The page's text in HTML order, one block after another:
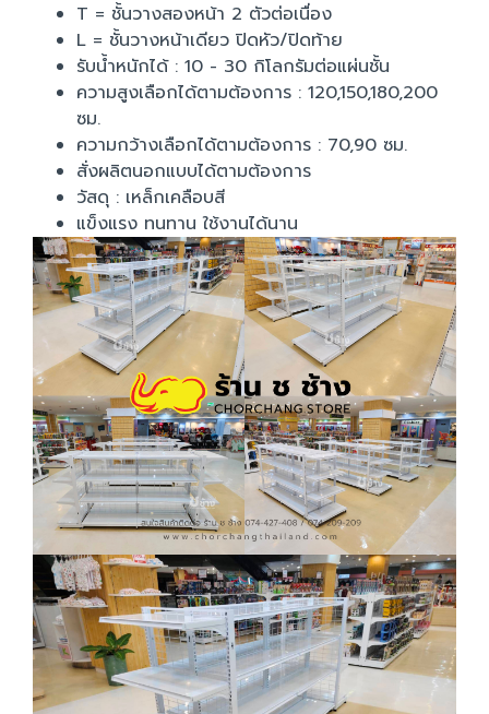
T = ชั้นวางสองหน้า 2 ตัวต่อเนื่อง
L = ชั้นวางหน้าเดียว ปิดหัว/ปิดท้าย
รับน้ำหนักได้ : 10 - 30 กิโลกรัมต่อแผ่นชั้น
ความสูงเลือกได้ตามต้องการ : 120,150,180,200
ซม.
ความกว้างเลือกได้ตามต้องการ : 70,90 ซม.
สั่งผลิตนอกแบบได้ตามต้องการ
วัสดุ : เหล็กเคลือบสี
แข็งแรง ทนทาน ใช้งานได้นาน